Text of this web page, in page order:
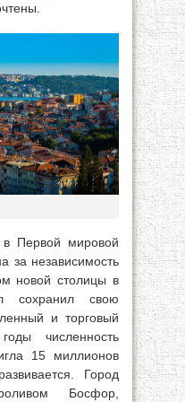
Первой мировой
за независимость
новой столицы в
сохранил свою
и торговый
численность
15 миллионов
Город
Босфор,